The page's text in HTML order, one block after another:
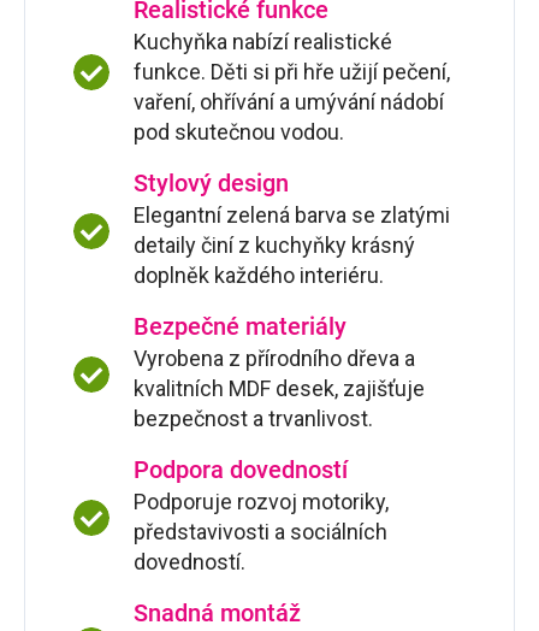
Realistické funkce
Kuchyňka nabízí realistické
funkce. Děti si při hře užijí pečení,
vaření, ohřívání a umývání nádobí
pod skutečnou vodou.
Stylový design
Elegantní zelená barva se zlatými
detaily činí z kuchyňky krásný
doplněk každého interiéru.
Bezpečné materiály
Vyrobena z přírodního dřeva a
kvalitních MDF desek, zajišťuje
bezpečnost a trvanlivost.
Podpora dovedností
Podporuje rozvoj motoriky,
představivosti a sociálních
dovedností.
Snadná montáž